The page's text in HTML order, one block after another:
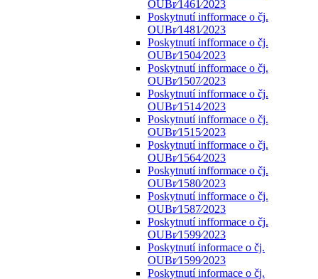
OUBr⁄1461⁄2023
Poskytnutí infformace o čj.
OUBr⁄1481⁄2023
Poskytnutí infformace o čj.
OUBr⁄1504⁄2023
Poskytnutí infformace o čj.
OUBr⁄1507⁄2023
Poskytnutí infformace o čj.
OUBr⁄1514⁄2023
Poskytnutí infformace o čj.
OUBr⁄1515⁄2023
Poskytnutí infformace o čj.
OUBr⁄1564⁄2023
Poskytnutí infformace o čj.
OUBr⁄1580⁄2023
Poskytnutí infformace o čj.
OUBr⁄1587⁄2023
Poskytnutí infformace o čj.
OUBr⁄1599⁄2023
Poskytnutí informace o čj.
OUBr⁄1599⁄2023
Poskytnutí informace o čj.